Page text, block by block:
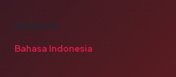
BAHASA
Bahasa Indonesia